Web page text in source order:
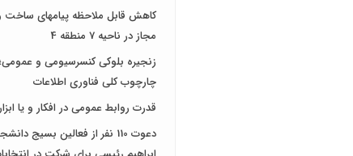
کاهش قابل ملاحظه پیامهای ساخت
مجاز در ناحیه 7 منطقه 4
زنجیره بلوکی کنسرسیومی و
چارچوب کلی فناوری اطلاعات
قدرت روابط عمومی در افکار و یا
دعوت 110 نفر از فعالین بسیج